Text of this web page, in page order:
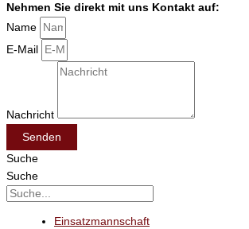
Nehmen Sie direkt mit uns Kontakt auf:
Name
E-Mail
Nachricht
Senden
Suche
Suche
Einsatzmannschaft